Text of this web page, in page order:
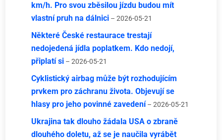
km/h. Pro svou zběsilou jízdu budou mít
vlastní pruh na dálnici – 2026-05-21
Některé České restaurace trestají
nedojedená jídla poplatkem. Kdo nedojí,
připlatí si – 2026-05-21
Cyklistický airbag může být rozhodujícím
prvkem pro záchranu života. Objevují se
hlasy pro jeho povinné zavedení – 2026-05-21
Ukrajina tak dlouho žádala USA o zbraně
dlouhého doletu, až se je naučila vyrábět